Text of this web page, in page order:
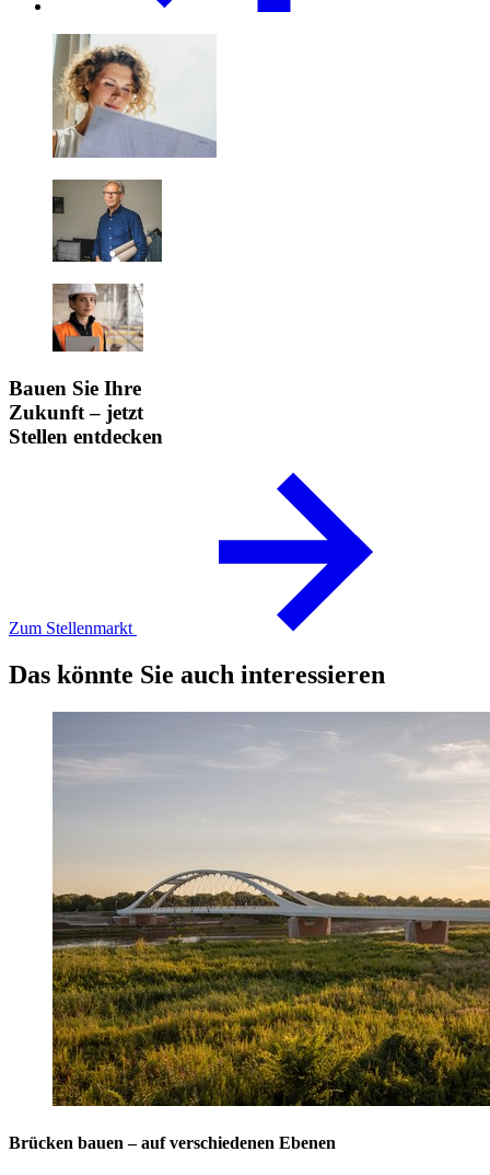
Bauen Sie Ihre
Zukunft – jetzt
Stellen entdecken
Zum Stellenmarkt
Das könnte Sie auch interessieren
Brücken bauen – auf verschiedenen Ebenen